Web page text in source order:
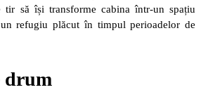
să își transforme cabina într-un spațiu
refugiu plăcut în timpul perioadelor de
drum